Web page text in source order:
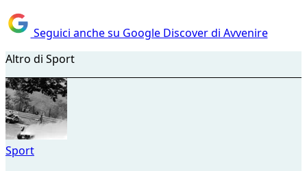
Seguici anche su Google Discover di Avvenire
Altro di Sport
Sport